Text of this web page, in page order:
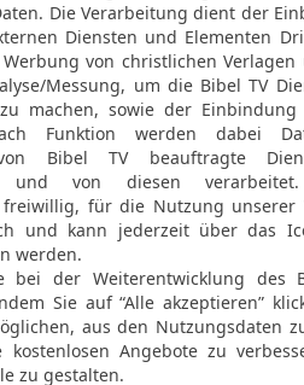
20 Da taten
erhob den
den Augen
wurde alles
21 Die Fische
die Ägypter
das Blut war im
Aber die
mit ihren
verstockt, und
23 Da wandte